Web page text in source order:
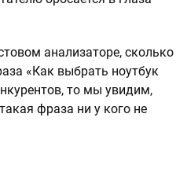
анализаторе, сколько
«Как выбрать ноутбук
то мы увидим,
фраза ни у кого не